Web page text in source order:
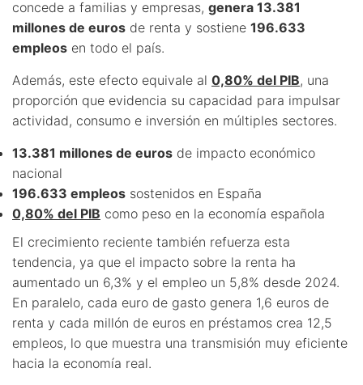
concede a familias y empresas, genera 13.381
millones de euros de renta y sostiene 196.633
empleos en todo el país.
Además, este efecto equivale al 0,80% del PIB, una
proporción que evidencia su capacidad para impulsar
actividad, consumo e inversión en múltiples sectores.
13.381 millones de euros de impacto económico
nacional
196.633 empleos sostenidos en España
0,80% del PIB como peso en la economía española
El crecimiento reciente también refuerza esta
tendencia, ya que el impacto sobre la renta ha
aumentado un 6,3% y el empleo un 5,8% desde 2024.
En paralelo, cada euro de gasto genera 1,6 euros de
renta y cada millón de euros en préstamos crea 12,5
empleos, lo que muestra una transmisión muy eficiente
hacia la economía real.